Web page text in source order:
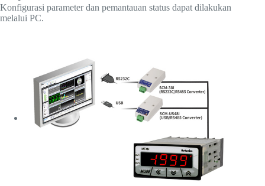
Konfigurasi parameter dan pemantauan status dapat dilakukan
melalui PC.